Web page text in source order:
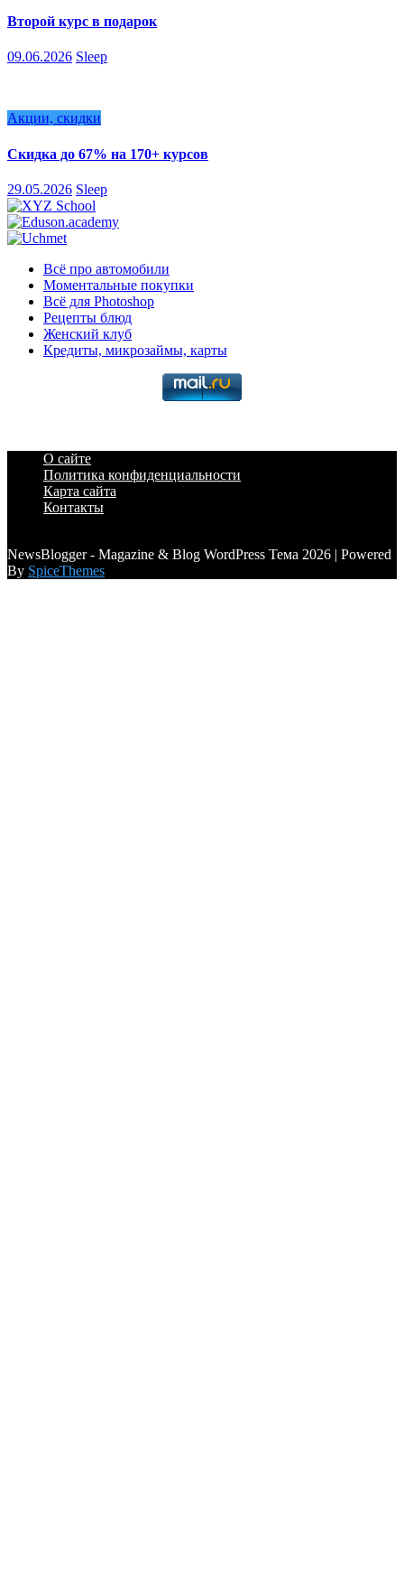
Второй курс в подарок
09.06.2026 Sleep
Акции, скидки
Скидка до 67% на 170+ курсов
29.05.2026 Sleep
Всё про автомобили
Моментальные покупки
Всё для Photoshop
Рецепты блюд
Женский клуб
Кредиты, микрозаймы, карты
О сайте
Политика конфиденциальности
Карта сайта
Контакты
NewsBlogger - Magazine & Blog WordPress Тема 2026 | Powered
By SpiceThemes